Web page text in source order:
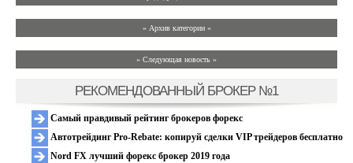
» Архив категории «
» Следующая новость »
РЕКОМЕНДОВАННЫЙ БРОКЕР №1
Самый правдивый рейтинг брокеров форекс
Автотрейдинг Pro-Rebate: копируй сделки VIP трейдеров бесплатно
Nord FX лучший форекс брокер 2019 года